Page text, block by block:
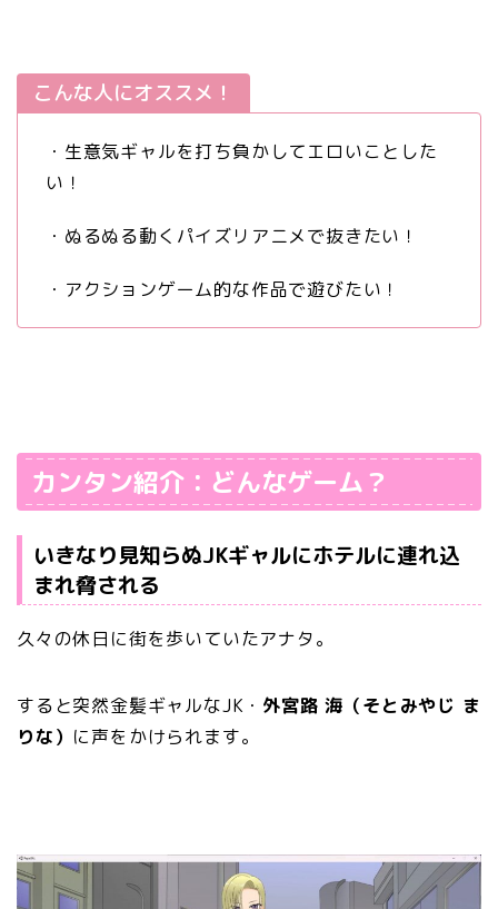
こんな人にオススメ！
・生意気ギャルを打ち負かしてエロいことした
い！
・ぬるぬる動くパイズリアニメで抜きたい！
・アクションゲーム的な作品で遊びたい！
カンタン紹介：どんなゲーム？
いきなり見知らぬJKギャルにホテルに連れ込
まれ脅される
久々の休日に街を歩いていたアナタ。
すると突然金髪ギャルなJK・ 外宮路 海（そとみやじ ま
りな） に声をかけられます。